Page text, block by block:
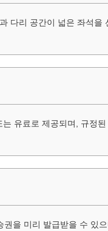
다리 공간이 넓은 좌석을
유료로 제공되며, 규정된
을 미리 발급받을 수 있